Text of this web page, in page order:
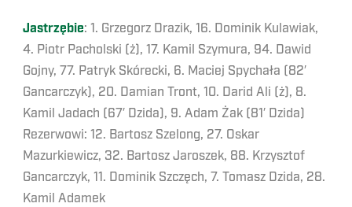
Jastrzębie: 1. Grzegorz Drazik, 16. Dominik Kulawiak,
4. Piotr Pacholski (ż), 17. Kamil Szymura, 94. Dawid
Gojny, 77. Patryk Skórecki, 6. Maciej Spychała (82′
Gancarczyk), 20. Damian Tront, 10. Darid Ali (ż), 8.
Kamil Jadach (67′ Dzida), 9. Adam Żak (81′ Dzida)
Rezerwowi: 12. Bartosz Szelong, 27. Oskar
Mazurkiewicz, 32. Bartosz Jaroszek, 88. Krzysztof
Gancarczyk, 11. Dominik Szczęch, 7. Tomasz Dzida, 28.
Kamil Adamek